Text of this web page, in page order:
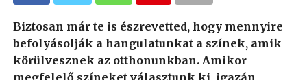
Biztosan már te is észrevetted, hogy mennyire
befolyásolják a hangulatunkat a színek, amik
körülvesznek az otthonunkban. Amikor
megfelelő színeket választunk ki, igazán